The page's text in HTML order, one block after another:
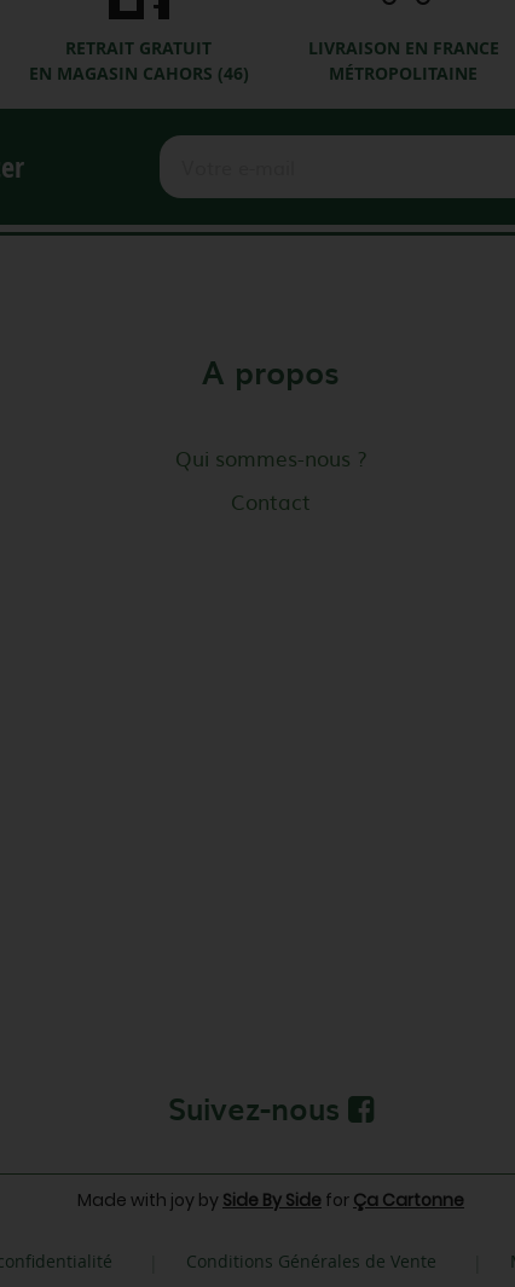
RETRAIT GRATUIT
EN MAGASIN CAHORS (46)
LIVRAISON EN FRANCE
MÉTROPOLITAINE
A propos
Qui sommes-nous ?
Contact
Suivez-nous
Made with joy by Side By Sidefor Ça Cartonne
Conditions Générales de Vente